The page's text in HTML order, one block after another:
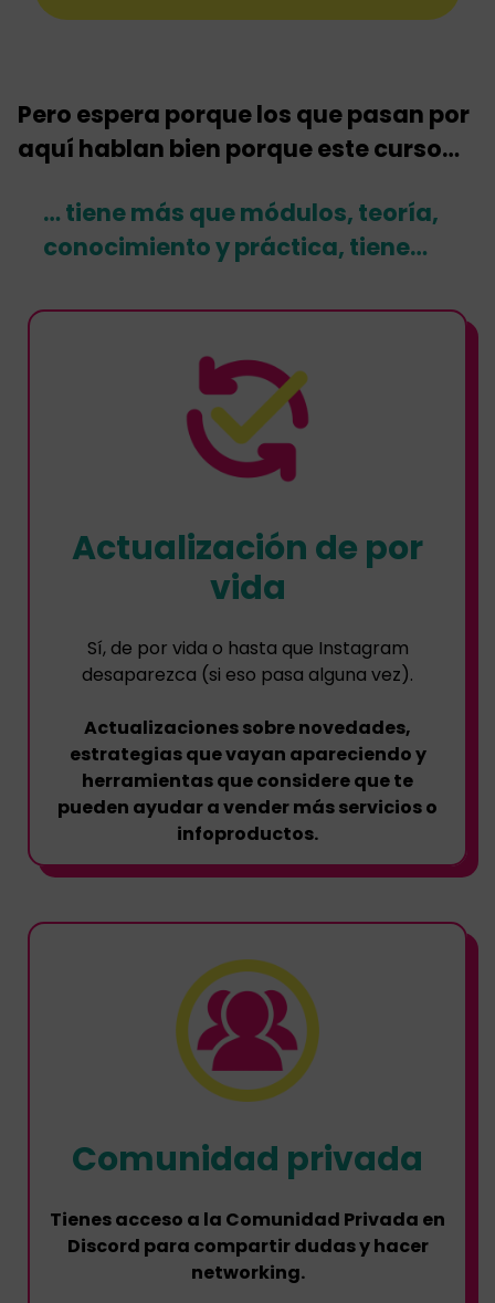
Pero espera porque los que pasan por
aquí hablan bien porque este curso…
… tiene más que módulos, teoría,
conocimiento y práctica, tiene…
Actualización de por
vida
Sí, de por vida o hasta que Instagram
desaparezca (si eso pasa alguna vez).
Actualizaciones sobre novedades,
estrategias que vayan apareciendo y
herramientas que considere que te
pueden ayudar a vender más servicios o
infoproductos.
Comunidad privada
Tienes acceso a la Comunidad Privada en
Discord para compartir dudas y hacer
networking.